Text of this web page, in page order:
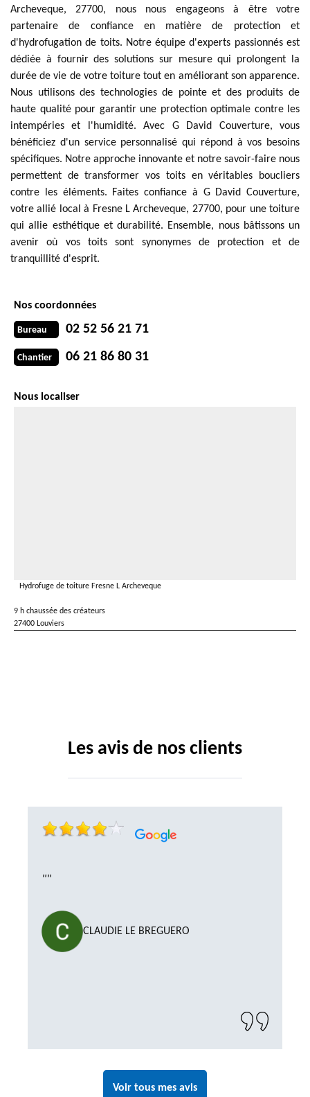
Archeveque, 27700, nous nous engageons à être votre
partenaire de confiance en matière de protection et
d'hydrofugation de toits. Notre équipe d'experts passionnés est
dédiée à fournir des solutions sur mesure qui prolongent la
durée de vie de votre toiture tout en améliorant son apparence.
Nous utilisons des technologies de pointe et des produits de
haute qualité pour garantir une protection optimale contre les
intempéries et l'humidité. Avec G David Couverture, vous
bénéficiez d'un service personnalisé qui répond à vos besoins
spécifiques. Notre approche innovante et notre savoir-faire nous
permettent de transformer vos toits en véritables boucliers
contre les éléments. Faites confiance à G David Couverture,
votre allié local à Fresne L Archeveque, 27700, pour une toiture
qui allie esthétique et durabilité. Ensemble, nous bâtissons un
avenir où vos toits sont synonymes de protection et de
tranquillité d'esprit.
Nos coordonnées
Bureau 02 52 56 21 71
Chantier 06 21 86 80 31
Nous localiser
Hydrofuge de toiture Fresne L Archeveque
9 h chaussée des créateurs
27400 Louviers
Les avis de nos clients
""
CLAUDIE LE BREGUERO
Voir tous mes avis